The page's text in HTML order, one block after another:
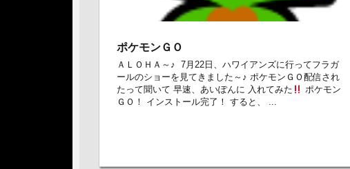
ポケモンＧＯ
ＡＬＯＨＡ～♪ 7月22日、ハワイアンズに行ってフラガ
ールのショーを見てきました～♪ ポケモンＧＯ配信され
たって聞いて 早速、あいぽんに 入れてみた
ポケモン
ＧＯ！ インストール完了！ すると、 ...